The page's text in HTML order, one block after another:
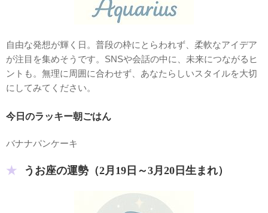
自由な発想が輝く日。普段の枠にとらわれず、柔軟なアイデア
が注目を集めそうです。SNSや会話の中に、未来につながるヒ
ントも。無理に周囲に合わせず、あなたらしいスタイルを大切
にしてみてください。
今日のラッキー朝ごはん
バナナパンケーキ
うお座の運勢（2月19日～3月20日生まれ）